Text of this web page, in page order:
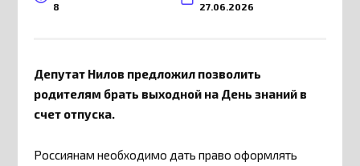
8 27.06.2026
Депутат Нилов предложил позволить
родителям брать выходной на День знаний в
счет отпуска.
Россиянам необходимо дать право оформлять